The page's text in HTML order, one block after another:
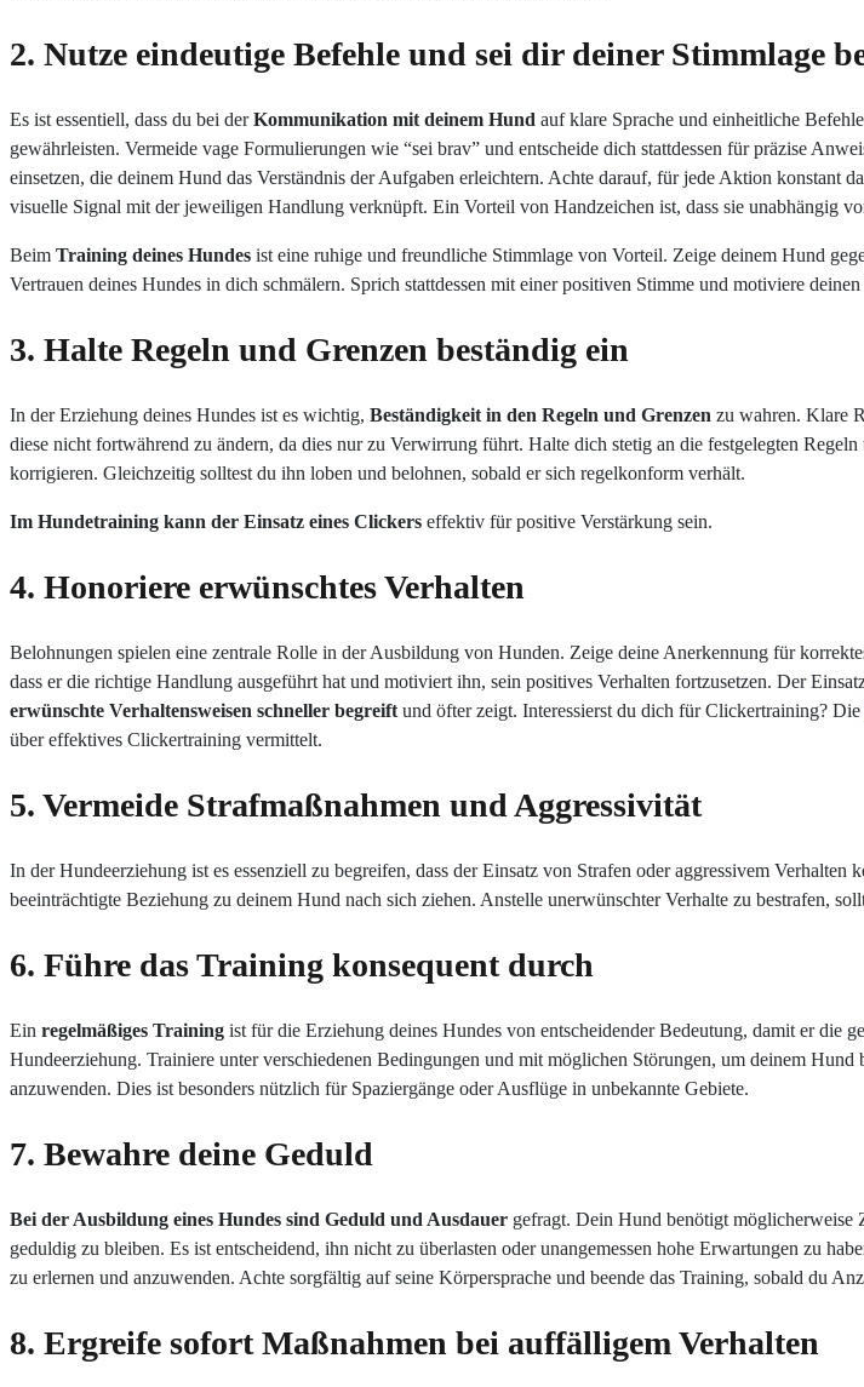
2. Nutze eindeutige Befehle und sei dir deiner Stimmlage
Es ist essentiell, dass du bei derKommunikation mit deinem Hund auf klare Sprache und einheitliche
gewährleisten. Vermeide vage Formulierungen wie “sei brav” und entscheide dich stattdessen für präzise
einsetzen, die deinem Hund das Verständnis der Aufgaben erleichtern. Achte darauf, für jede Aktion konstant
visuelle Signal mit der jeweiligen Handlung verknüpft. Ein Vorteil von Handzeichen ist, dass sie unabhängig
Beim Training deines Hundes ist eine ruhige und freundliche Stimmlage von Vorteil. Zeige deinem Hund
Vertrauen deines Hundes in dich schmälern. Sprich stattdessen mit einer positiven Stimme und motiviere
3. Halte Regeln und Grenzen beständig ein
In der Erziehung deines Hundes ist es wichtig, Beständigkeit in den Regeln und Grenzen zu wahren. Klare
diese nicht fortwährend zu ändern, da dies nur zu Verwirrung führt. Halte dich stetig an die festgelegten
korrigieren. Gleichzeitig solltest du ihn loben und belohnen, sobald er sich regelkonform verhält.
Im Hundetraining kann der Einsatz eines Clickers effektiv für positive Verstärkung sein.
4. Honoriere erwünschtes Verhalten
Belohnungen spielen eine zentrale Rolle in der Ausbildung von Hunden. Zeige deine Anerkennung für
dass er die richtige Handlung ausgeführt hat und motiviert ihn, sein positives Verhalten fortzusetzen. Der
erwünschte Verhaltensweisen schneller begreift und öfter zeigt. Interessierst du dich für Clickertraining? Die
über effektives Clickertraining vermittelt.
5. Vermeide Strafmaßnahmen und Aggressivität
In der Hundeerziehung ist es essenziell zu begreifen, dass der Einsatz von Strafen oder aggressivem
beeinträchtigte Beziehung zu deinem Hund nach sich ziehen. Anstelle unerwünschter Verhalte zu bestrafen,
6. Führe das Training konsequent durch
Ein regelmäßiges Training ist für die Erziehung deines Hundes von entscheidender Bedeutung, damit er
Hundeerziehung. Trainiere unter verschiedenen Bedingungen und mit möglichen Störungen, um deinem
anzuwenden. Dies ist besonders nützlich für Spaziergänge oder Ausflüge in unbekannte Gebiete.
7. Bewahre deine Geduld
Bei der Ausbildung eines Hundes sind Geduld und Ausdauer gefragt. Dein Hund benötigt möglicherweise
geduldig zu bleiben. Es ist entscheidend, ihn nicht zu überlasten oder unangemessen hohe Erwartungen zu
zu erlernen und anzuwenden. Achte sorgfältig auf seine Körpersprache und beende das Training, sobald du
8. Ergreife sofort Maßnahmen bei auffälligem Verhalten